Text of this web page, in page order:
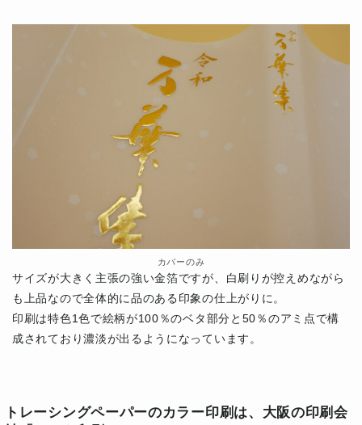
カバーのみ
サイズが大きく主張の強い金箔ですが、白刷りが控えめながら
も上品なので全体的に品のある印象の仕上がりに。
印刷は特色1色で絵柄が100％のベタ部分と50％のアミ点で構
成されており濃淡が出るようになっています。
トレーシングペーパーのカラー印刷は、大阪の印刷会